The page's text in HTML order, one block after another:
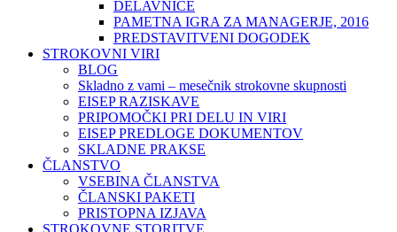
DELAVNICE
PAMETNA IGRA ZA MANAGERJE, 2016
PREDSTAVITVENI DOGODEK
STROKOVNI VIRI
BLOG
Skladno z vami – mesečnik strokovne skupnosti
EISEP RAZISKAVE
PRIPOMOČKI PRI DELU IN VIRI
EISEP PREDLOGE DOKUMENTOV
SKLADNE PRAKSE
ČLANSTVO
VSEBINA ČLANSTVA
ČLANSKI PAKETI
PRISTOPNA IZJAVA
STROKOVNE STORITVE